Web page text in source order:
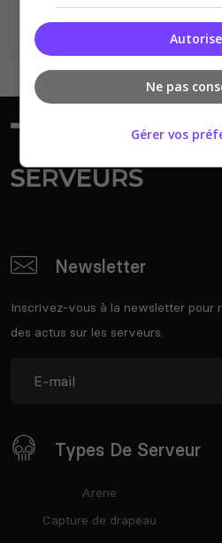
Newsletter
Inscrivez-vous à la newsletter pour
des actus sur les serveurs.
Types De Serveur
Arene
Capture de drapeau
Ne pas
Gérer vos